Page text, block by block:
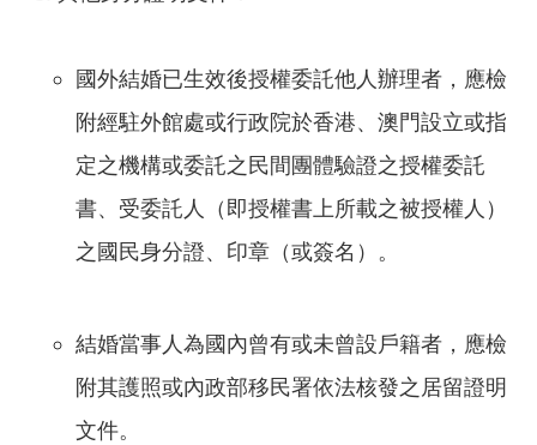
國外結婚已生效後授權委託他人辦理者，應檢
附經駐外館處或行政院於香港、澳門設立或指
定之機構或委託之民間團體驗證之授權委託
書、受委託人（即授權書上所載之被授權人）
之國民身分證、印章（或簽名）。
結婚當事人為國內曾有或未曾設戶籍者，應檢
附其護照或內政部移民署依法核發之居留證明
文件。